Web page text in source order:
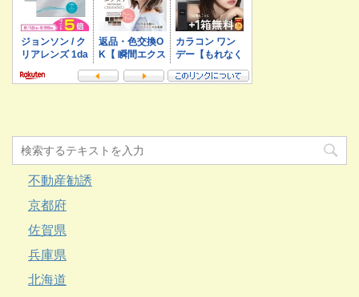
不動産勧誘
京都府
佐賀県
兵庫県
北海道